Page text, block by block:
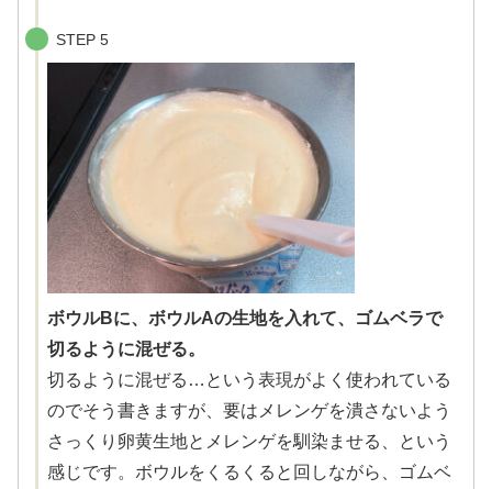
STEP 5
ボウルBに、ボウルAの生地を入れて、ゴムベラで
切るように混ぜる。
切るように混ぜる…という表現がよく使われている
のでそう書きますが、要はメレンゲを潰さないよう
さっくり卵黄生地とメレンゲを馴染ませる、という
感じです。ボウルをくるくると回しながら、ゴムベ